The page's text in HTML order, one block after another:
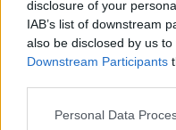
disclosure of your
IAB’s list of downstream
also be disclosed by us
Downstream Participants
Personal Data
ΡΟΗ ΕΙΔΗΣΕΩΝ
προγράμματος της